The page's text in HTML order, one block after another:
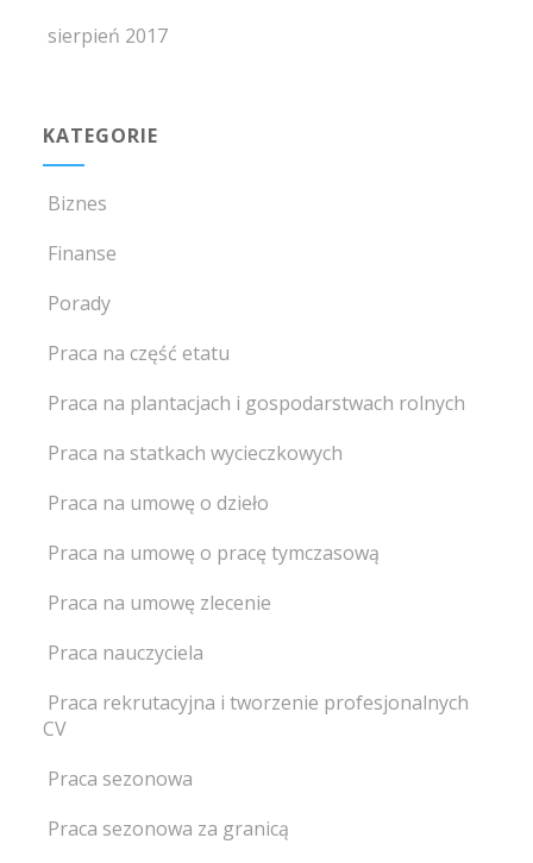
sierpień 2017
KATEGORIE
Biznes
Finanse
Porady
Praca na część etatu
Praca na plantacjach i gospodarstwach rolnych
Praca na statkach wycieczkowych
Praca na umowę o dzieło
Praca na umowę o pracę tymczasową
Praca na umowę zlecenie
Praca nauczyciela
Praca rekrutacyjna i tworzenie profesjonalnych
CV
Praca sezonowa
Praca sezonowa za granicą